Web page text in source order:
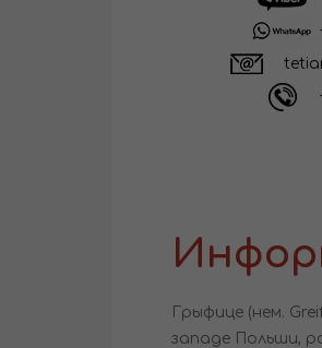
Грыфице (нем.
западе Польши,